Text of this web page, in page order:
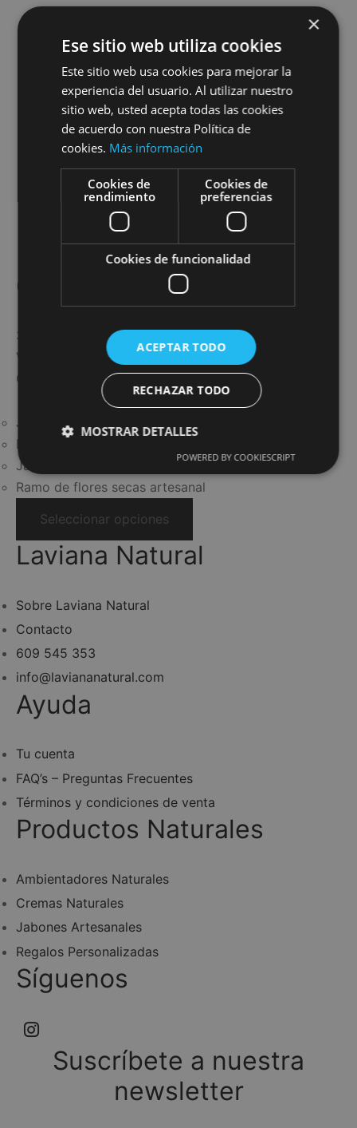
Cajas Primavera
39,00
Valorado con
5.00
Contenido:
Jabón de ducha.
Dos Jabones de tocador.
Jabón líquido.
Ramo de flores secas artesanal
Seleccionar opciones
tiene
producto
Laviana Natural
Sobre Laviana Natural
Contacto
609 545 353
info@laviananatural.com
Ayuda
Tu cuenta
FAQ’s – Preguntas Frecuentes
Términos y condiciones de venta
Productos Naturales
Ambientadores Naturales
Cremas Naturales
Jabones Artesanales
Regalos Personalizadas
Síguenos
Suscríbete a nuestra
newsletter
×
Ese sitio web utiliza cookies
Este sitio web usa cookies para mejorar la
experiencia del usuario. Al utilizar nuestro
sitio web, usted acepta todas las cookies
de acuerdo con nuestra Política de
cookies. Más información
Cookies de
rendimiento
Cookies de
preferencias
Cookies de funcionalidad
ACEPTAR TODO
RECHAZAR TODO
MOSTRAR DETALLES
POWERED BY COOKIESCRIPT